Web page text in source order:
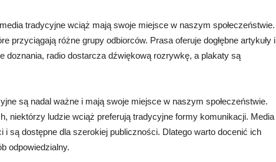
tradycyjne wciąż mają swoje miejsce w naszym społeczeństwie.
przyciągają różne grupy odbiorców. Prasa oferuje dogłębne artykuły i
doznania, radio dostarcza dźwiękową rozrywkę, a plakaty są
są nadal ważne i mają swoje miejsce w naszym społeczeństwie.
niektórzy ludzie wciąż preferują tradycyjne formy komunikacji. Media
i są dostępne dla szerokiej publiczności. Dlatego warto docenić ich
odpowiedzialny.